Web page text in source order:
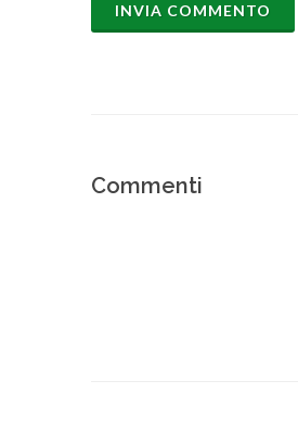
Commenti